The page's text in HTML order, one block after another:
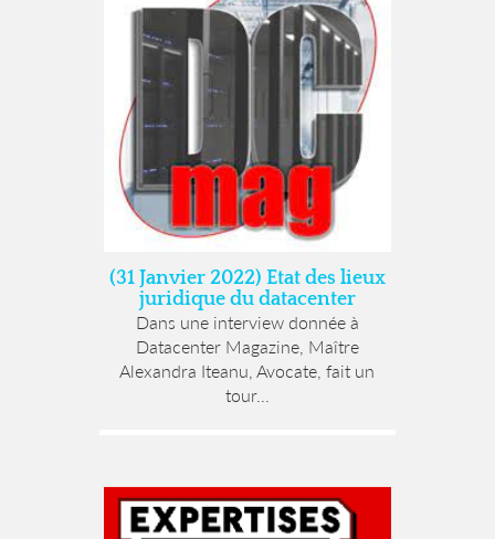
(31 Janvier 2022) Etat des lieux
juridique du datacenter
Dans une interview donnée à
Datacenter Magazine, Maître
Alexandra Iteanu, Avocate, fait un
tour...